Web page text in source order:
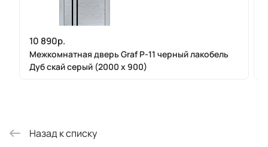
10 890р.
Межкомнатная дверь Graf P-11 черный лакобель
Дуб скай серый (2000 х 900)
Назад к списку